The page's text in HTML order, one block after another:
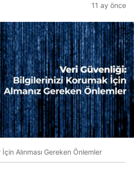
11 ay önce
Alınması Gereken Önlemler